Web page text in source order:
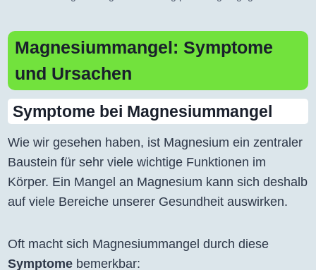
Magnesiummangel: Symptome
und Ursachen
Symptome bei Magnesiummangel
Wie wir gesehen haben, ist Magnesium ein zentraler
Baustein für sehr viele wichtige Funktionen im
Körper. Ein Mangel an Magnesium kann sich deshalb
auf viele Bereiche unserer Gesundheit auswirken.
Oft macht sich Magnesiummangel durch diese
Symptome bemerkbar: